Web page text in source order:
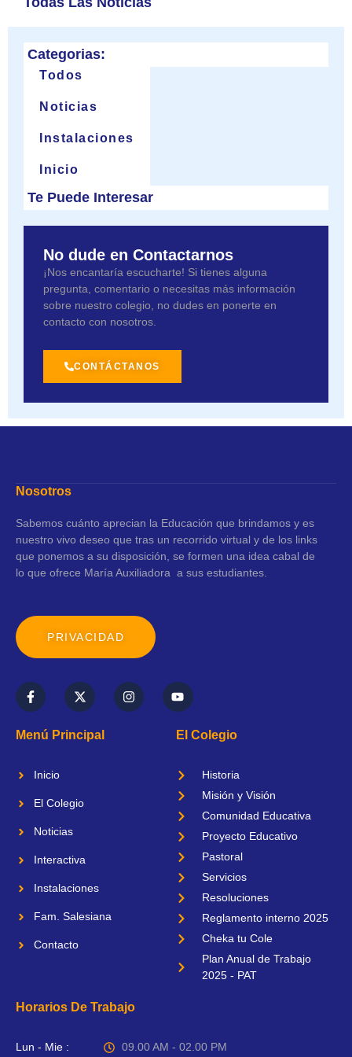
Categorias:
Todos
Noticias
Instalaciones
Inicio
Te Puede Interesar
No dude en Contactarnos
¡Nos encantaría escucharte! Si tienes alguna
pregunta, comentario o necesitas más información
sobre nuestro colegio, no dudes en ponerte en
contacto con nosotros.
CONTÁCTANOS
Nosotros
Sabemos cuánto aprecian la Educación que brindamos y es
nuestro vivo deseo que tras un recorrido virtual y de los links
que ponemos a su disposición, se formen una idea cabal de
lo que ofrece María Auxiliadora a sus estudiantes.
PRIVACIDAD
F
a
c
b
o
X
-
t
i
t
I
n
s
Y
o
u
u
b
Menú Principal
Inicio
El Colegio
Noticias
Interactiva
Instalaciones
Fam. Salesiana
Contacto
El Colegio
Historia
Misión y Visión
Comunidad Educativa
Proyecto Educativo
Pastoral
Servicios
Resoluciones
Reglamento interno 2025
Cheka tu Cole
Plan Anual de Trabajo
2025 - PAT
Horarios De Trabajo
Lun - Mie : 09.00 AM - 02.00 PM